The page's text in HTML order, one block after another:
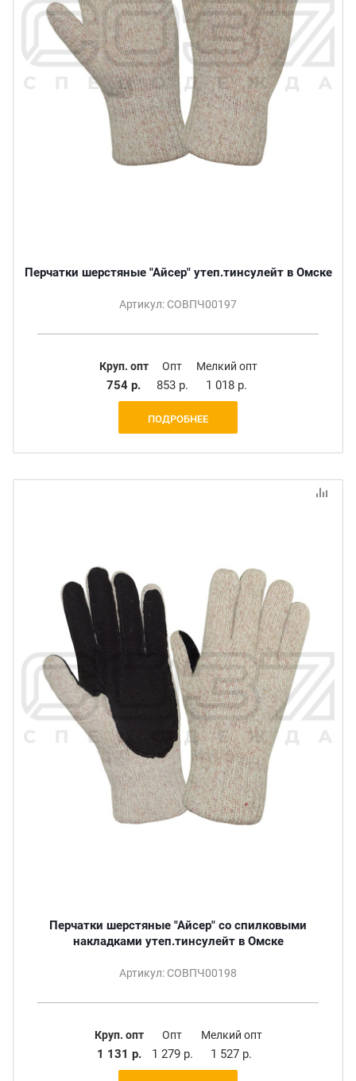
Перчатки шерстяные "Айсер" утеп.тинсулейт в Омске
Артикул: СОВПЧ00197
Круп. опт
754 р.
Опт
853 р.
Мелкий опт
1 018 р.
ПОДРОБНЕЕ
Перчатки шерстяные "Айсер" со спилковыми
накладками утеп.тинсулейт в Омске
Артикул: СОВПЧ00198
Круп. опт
1 131 р.
Опт
1 279 р.
Мелкий опт
1 527 р.